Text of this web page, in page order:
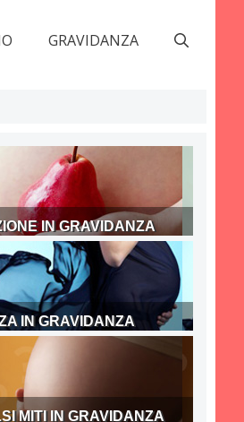
GRAVIDANZA
IN GRAVIDANZA
IN GRAVIDANZA
MITI IN GRAVIDANZA